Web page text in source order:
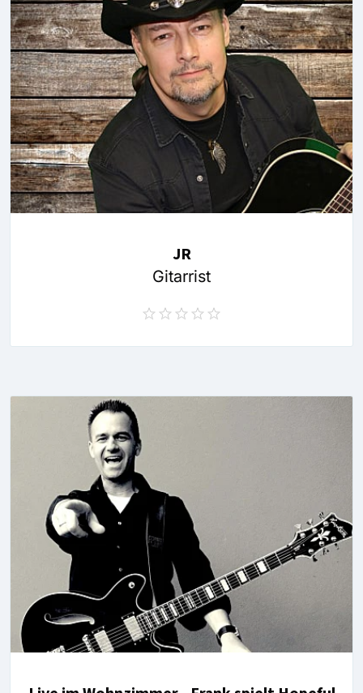
JR
Gitarrist